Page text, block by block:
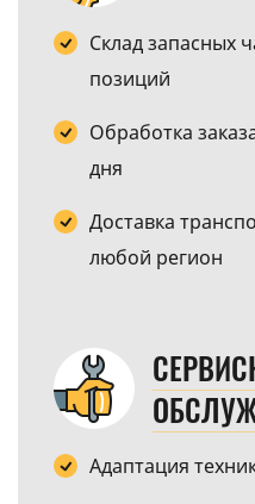
Склад запасных
позиций
Обработка
дня
Доставка
любой регион
Адаптация